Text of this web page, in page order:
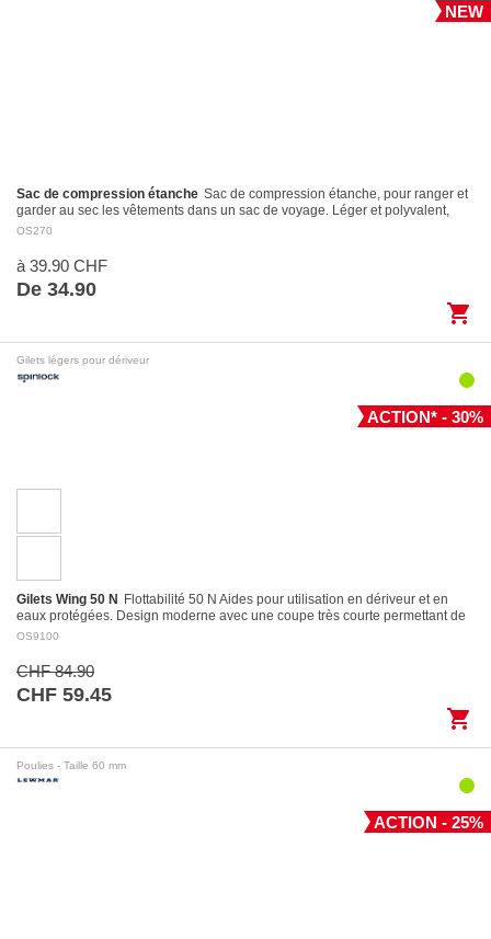
NEW
Sac de compression étanche Sac de compression étanche, pour ranger et
garder au sec les vêtements dans un sac de voyage. Léger et polyvalent,
avec fermeture Roll-Top et…
OS270
à 39.90 CHF
De 34.90
shopping_cart
Gilets légers pour dériveur
ACTION* - 30%
Gilets Wing 50 N
Flottabilité 50 N Aides pour utilisation en dériveur et en
eaux protégées. Design moderne avec une coupe très courte permettant de
l’utiliser…
OS9100
CHF 84.90
CHF 59.45
shopping_cart
Poulies - Taille 60 mm
ACTION - 25%